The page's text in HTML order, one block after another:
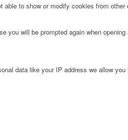
to show or modify cookies from
will be prompted again when opening
data like your IP address we allow